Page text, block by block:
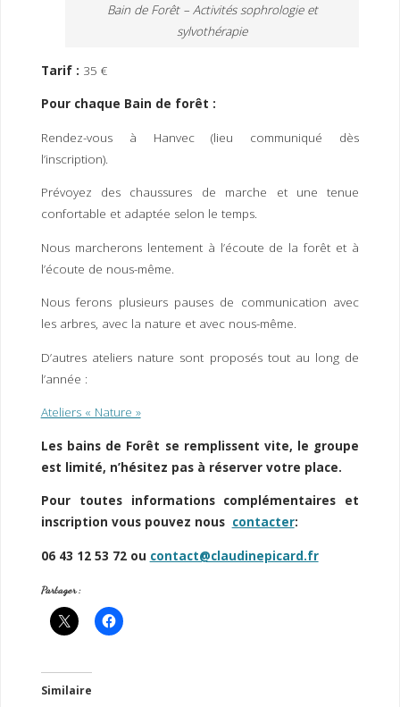
Bain de Forêt – Activités sophrologie et
sylvothérapie
Tarif : 35 €
Pour chaque Bain de forêt :
Rendez-vous à Hanvec (lieu communiqué dès
l’inscription).
Prévoyez des chaussures de marche et une tenue
confortable et adaptée selon le temps.
Nous marcherons lentement à l’écoute de la forêt et à
l’écoute de nous-même.
Nous ferons plusieurs pauses de communication avec
les arbres, avec la nature et avec nous-même.
D’autres ateliers nature sont proposés tout au long de
l’année :
Ateliers « Nature »
Les bains de Forêt se remplissent vite, le groupe
est limité, n’hésitez pas à réserver votre place.
Pour toutes informations complémentaires et
inscription vous pouvez nous contacter:
06 43 12 53 72 ou contact@claudinepicard.fr
Partager :
Similaire